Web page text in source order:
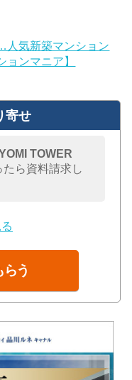
人気新築マンション
ンマニア】
寄せ
TOWER
たら資料請求し
う